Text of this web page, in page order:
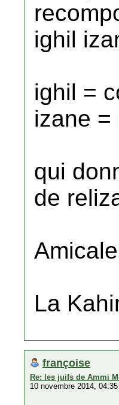
ighil
ighil =
izane =
qui
de
La
françoise
Re: les juifs de Ammi
10 novembre 2014, 04:35